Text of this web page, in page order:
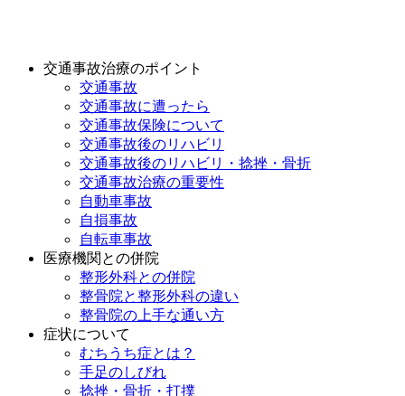
交通事故治療のポイント
交通事故
交通事故に遭ったら
交通事故保険について
交通事故後のリハビリ
交通事故後のリハビリ・捻挫・骨折
交通事故治療の重要性
自動車事故
自損事故
自転車事故
医療機関との併院
整形外科との併院
整骨院と整形外科の違い
整骨院の上手な通い方
症状について
むちうち症とは？
手足のしびれ
捻挫・骨折・打撲